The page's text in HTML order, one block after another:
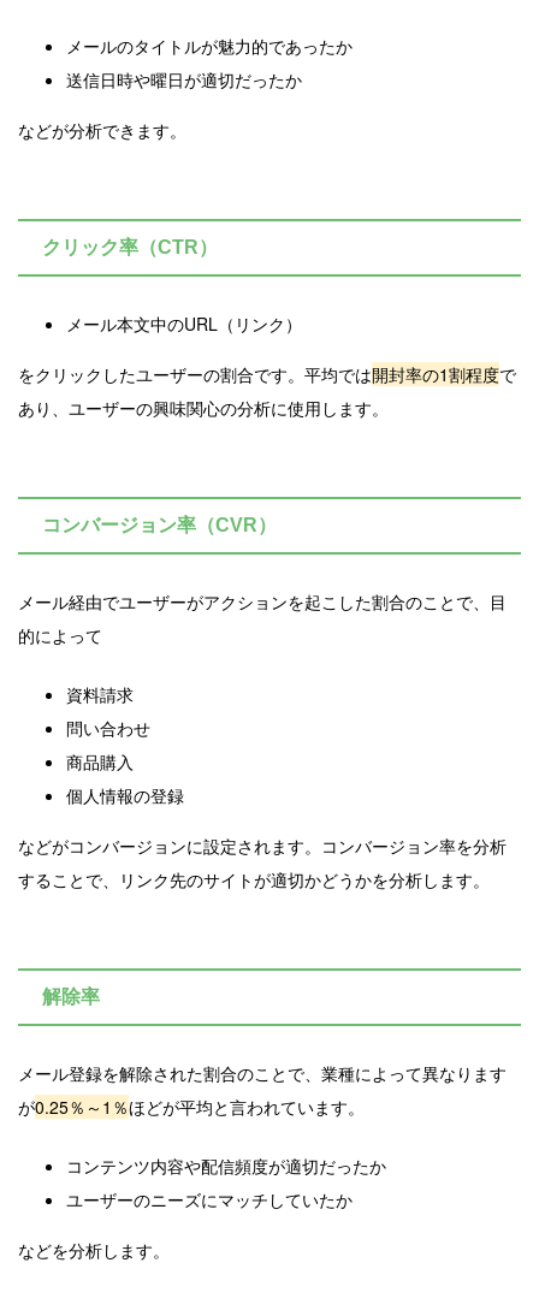
メールのタイトルが魅力的であったか
送信日時や曜日が適切だったか
などが分析できます。
クリック率（CTR）
メール本文中のURL（リンク）
をクリックしたユーザーの割合です。平均では開封率の1割程度で
あり、ユーザーの興味関心の分析に使用します。
コンバージョン率（CVR）
メール経由でユーザーがアクションを起こした割合のことで、目
的によって
資料請求
問い合わせ
商品購入
個人情報の登録
などがコンバージョンに設定されます。コンバージョン率を分析
することで、リンク先のサイトが適切かどうかを分析します。
解除率
メール登録を解除された割合のことで、 業種によって異なります
が0.25％～1％ほどが平均と言われています。
コンテンツ内容や配信頻度が適切だったか
ユーザーのニーズにマッチしていたか
などを分析します。